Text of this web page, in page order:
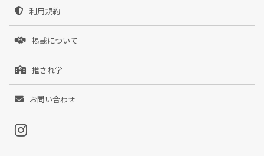
利用規約
掲載について
推され学
お問い合わせ